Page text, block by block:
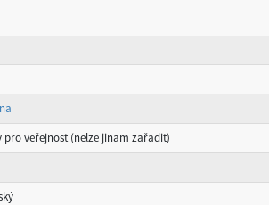
pro veřejnost (nelze jinam zařadit)